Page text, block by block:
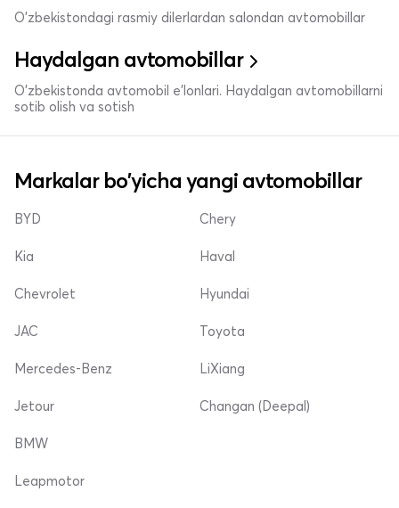
O'zbekistondagi rasmiy dilerlardan salondan avtomobillar
Haydalgan avtomobillar
O'zbekistonda avtomobil e’lonlari. Haydalgan avtomobillarni
sotib olish va sotish
Markalar bo'yicha yangi avtomobillar
BYD
Kia
Chevrolet
Chery
Haval
Hyundai
JAC
Mercedes-Benz
Jetour
Toyota
LiXiang
Changan (Deepal)
BMW
Leapmotor